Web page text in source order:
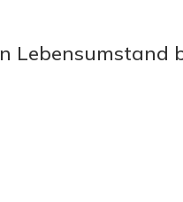
Lebensumstand